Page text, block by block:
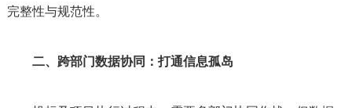
完整性与规范性。
二、跨部门数据协同：打通信息孤岛